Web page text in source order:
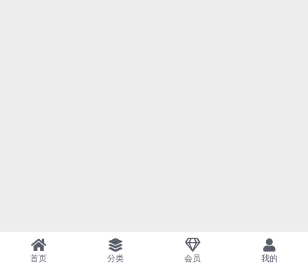
首页 分类 会员 我的